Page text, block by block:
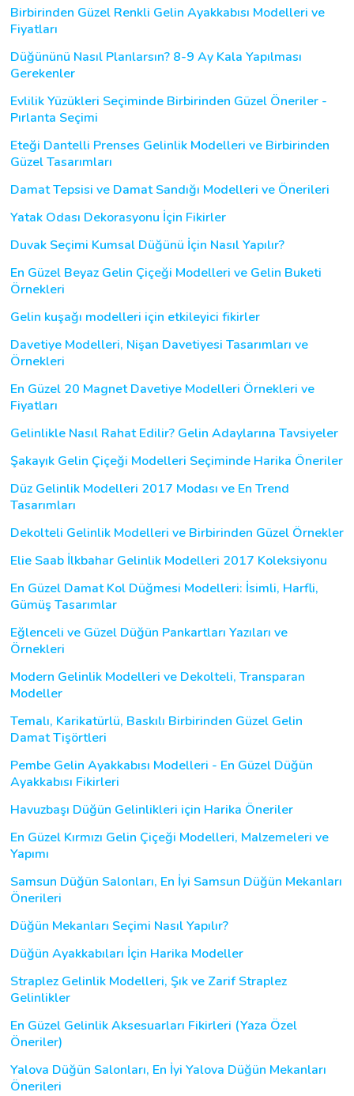
Birbirinden Güzel Renkli Gelin Ayakkabısı Modelleri ve
Fiyatları
Düğününü Nasıl Planlarsın? 8-9 Ay Kala Yapılması
Gerekenler
Evlilik Yüzükleri Seçiminde Birbirinden Güzel Öneriler -
Pırlanta Seçimi
Eteği Dantelli Prenses Gelinlik Modelleri ve Birbirinden
Güzel Tasarımları
Damat Tepsisi ve Damat Sandığı Modelleri ve Önerileri
Yatak Odası Dekorasyonu İçin Fikirler
Duvak Seçimi Kumsal Düğünü İçin Nasıl Yapılır?
En Güzel Beyaz Gelin Çiçeği Modelleri ve Gelin Buketi
Örnekleri
Gelin kuşağı modelleri için etkileyici fikirler
Davetiye Modelleri, Nişan Davetiyesi Tasarımları ve
Örnekleri
En Güzel 20 Magnet Davetiye Modelleri Örnekleri ve
Fiyatları
Gelinlikle Nasıl Rahat Edilir? Gelin Adaylarına Tavsiyeler
Şakayık Gelin Çiçeği Modelleri Seçiminde Harika Öneriler
Düz Gelinlik Modelleri 2017 Modası ve En Trend
Tasarımları
Dekolteli Gelinlik Modelleri ve Birbirinden Güzel Örnekler
Elie Saab İlkbahar Gelinlik Modelleri 2017 Koleksiyonu
En Güzel Damat Kol Düğmesi Modelleri: İsimli, Harfli,
Gümüş Tasarımlar
Eğlenceli ve Güzel Düğün Pankartları Yazıları ve
Örnekleri
Modern Gelinlik Modelleri ve Dekolteli, Transparan
Modeller
Temalı, Karikatürlü, Baskılı Birbirinden Güzel Gelin
Damat Tişörtleri
Pembe Gelin Ayakkabısı Modelleri - En Güzel Düğün
Ayakkabısı Fikirleri
Havuzbaşı Düğün Gelinlikleri için Harika Öneriler
En Güzel Kırmızı Gelin Çiçeği Modelleri, Malzemeleri ve
Yapımı
Samsun Düğün Salonları, En İyi Samsun Düğün Mekanları
Önerileri
Düğün Mekanları Seçimi Nasıl Yapılır?
Düğün Ayakkabıları İçin Harika Modeller
Straplez Gelinlik Modelleri, Şık ve Zarif Straplez
Gelinlikler
En Güzel Gelinlik Aksesuarları Fikirleri (Yaza Özel
Öneriler)
Yalova Düğün Salonları, En İyi Yalova Düğün Mekanları
Önerileri